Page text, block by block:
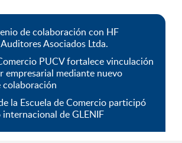
de colaboración con HF
Asociados Ltda.
PUCV fortalece vinculación
empresarial mediante nuevo
la Escuela de Comercio participó
internacional de GLENIF